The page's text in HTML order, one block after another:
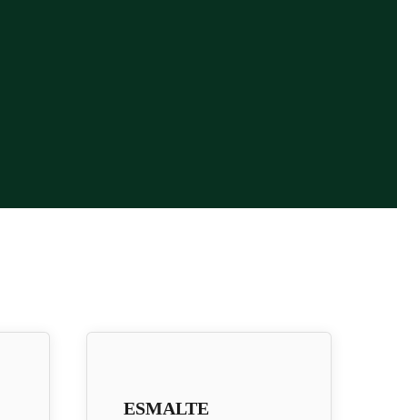
ESMALTE